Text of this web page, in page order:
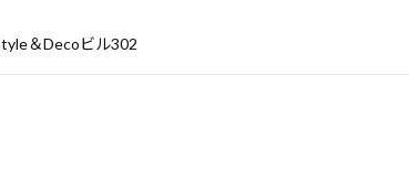
＆Decoビル302